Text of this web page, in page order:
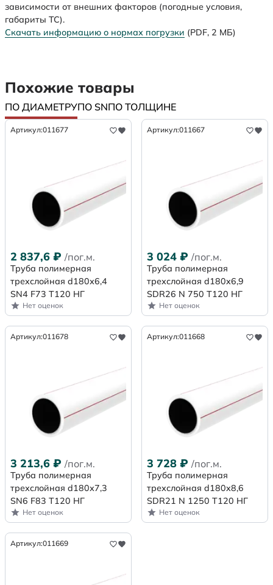
зависимости от внешних факторов (погодные условия,
габариты ТС).
Скачать информацию о нормах погрузки (PDF, 2 МБ)
Похожие товары
ПО ДИАМЕТРУПО SNПО ТОЛЩИНЕ
Артикул:011677
2 837,6 ₽ /пог.м.
Труба полимерная
трехслойная d180х6,4
SN4 F73 Т120 НГ
Нет оценок
Артикул:011667
3 024 ₽ /пог.м.
Труба полимерная
трехслойная d180x6,9
SDR26 N 750 Т120 НГ
Нет оценок
Артикул:011678
3 213,6 ₽ /пог.м.
Труба полимерная
трехслойная d180х7,3
SN6 F83 Т120 НГ
Нет оценок
Артикул:011668
3 728 ₽ /пог.м.
Труба полимерная
трехслойная d180x8,6
SDR21 N 1250 Т120 НГ
Нет оценок
Артикул:011669